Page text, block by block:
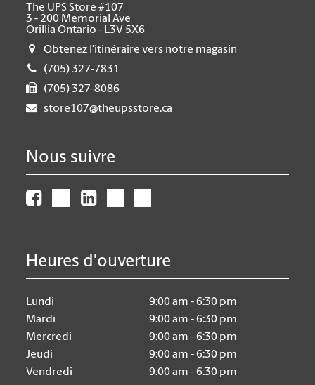
The UPS Store #107
3 - 200 Memorial Ave
Orillia Ontario - L3V 5X6
Obtenez l'itinéraire vers notre magasin
(705) 327-7831
(705) 327-8086
store107@theupsstore.ca
Nous suivre
Heures d'ouverture
Lundi
9:00 am - 6:30 pm
Mardi
9:00 am - 6:30 pm
Mercredi
9:00 am - 6:30 pm
Jeudi
9:00 am - 6:30 pm
Vendredi
9:00 am - 6:30 pm